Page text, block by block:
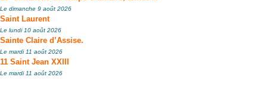
Le dimanche 9 août 2026
Saint Laurent
Le lundi 10 août 2026
Sainte Claire d’Assise.
Le mardi 11 août 2026
11 Saint Jean XXIII
Le mardi 11 août 2026